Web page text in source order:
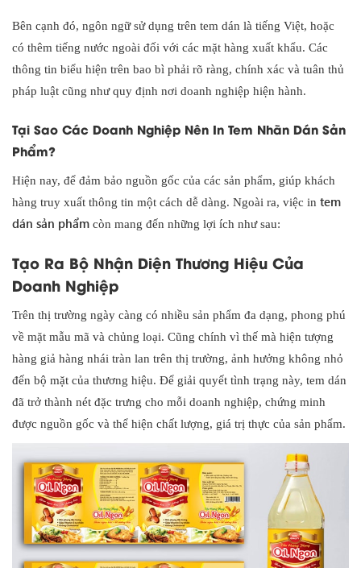
Bên cạnh đó, ngôn ngữ sử dụng trên tem dán là tiếng Việt, hoặc
có thêm tiếng nước ngoài đối với các mặt hàng xuất khẩu. Các
thông tin biểu hiện trên bao bì phải rõ ràng, chính xác và tuân thủ
pháp luật cũng như quy định nơi doanh nghiệp hiện hành.
Tại Sao Các Doanh Nghiệp Nên In Tem Nhãn Dán Sản
Phẩm?
Hiện nay, để đảm bảo nguồn gốc của các sản phẩm, giúp khách
hàng truy xuất thông tin một cách dễ dàng. Ngoài ra, việc in tem
dán sản phẩm còn mang đến những lợi ích như sau:
Tạo Ra Bộ Nhận Diện Thương Hiệu Của
Doanh Nghiệp
Trên thị trường ngày càng có nhiều sản phẩm đa dạng, phong phú
về mặt mẫu mã và chủng loại. Cũng chính vì thế mà hiện tượng
hàng giả hàng nhái tràn lan trên thị trường, ảnh hưởng không nhỏ
đến bộ mặt của thương hiệu. Để giải quyết tình trạng này, tem dán
đã trở thành nét đặc trưng cho mỗi doanh nghiệp, chứng minh
được nguồn gốc và thể hiện chất lượng, giá trị thực của sản phẩm.